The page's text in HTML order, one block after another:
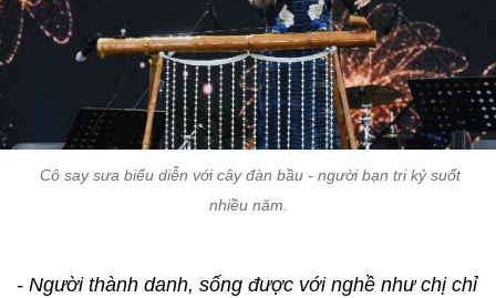
Cô say sưa biểu diễn với cây đàn bầu - người bạn tri kỷ suốt
nhiều năm.
- Người thành danh, sống được với nghề như chị chỉ